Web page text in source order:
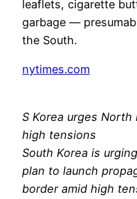
leaflets, cigarette
garbage —
the South.
nytimes.com
S Korea urges
high tensions
South Korea is
plan to launch
border amid high